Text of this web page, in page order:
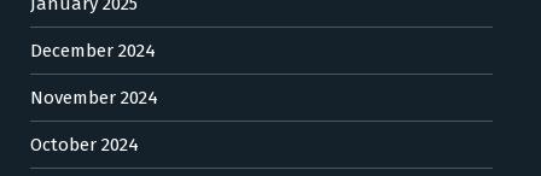
December 2024
November 2024
October 2024